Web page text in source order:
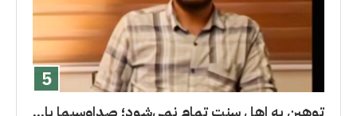
توهین به اهل سنت تمام نمی‌شود؛ صداوسیما با...